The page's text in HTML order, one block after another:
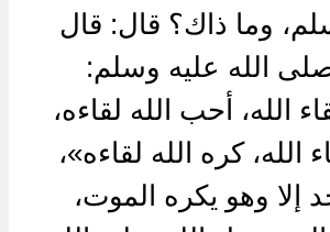
وما ذاك؟ قال: قال
الله عليه وسلم:
الله، أحب الله لقاءه،
الله، كره الله لقاءه»،
إلا وهو يكره الموت،